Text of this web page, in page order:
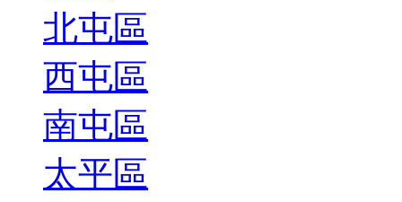
北屯區
西屯區
南屯區
太平區